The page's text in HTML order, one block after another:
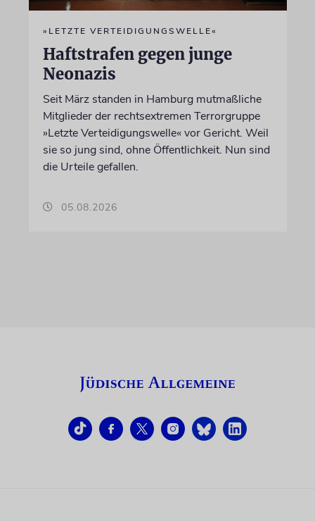
»LETZTE VERTEIDIGUNGSWELLE«
Haftstrafen gegen junge
Neonazis
Seit März standen in Hamburg mutmaßliche
Mitglieder der rechtsextremen Terrorgruppe
»Letzte Verteidigungswelle« vor Gericht. Weil
sie so jung sind, ohne Öffentlichkeit. Nun sind
die Urteile gefallen.
05.08.2026